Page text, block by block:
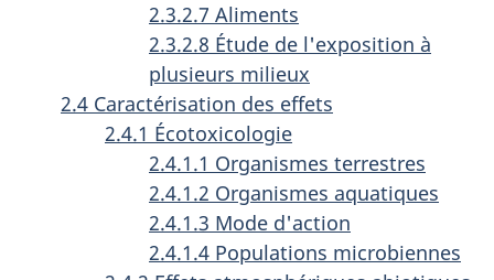
2.3.2.7 Aliments
2.3.2.8 Étude de l'exposition à
plusieurs milieux
2.4 Caractérisation des effets
2.4.1 Écotoxicologie
2.4.1.1 Organismes terrestres
2.4.1.2 Organismes aquatiques
2.4.1.3 Mode d'action
2.4.1.4 Populations microbiennes